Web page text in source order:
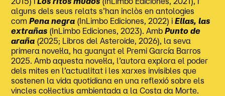
alguns dels seus relats s’han inclòs en antologies
comPena negra (InLimbo Ediciones, 2022) iEllas, las
extrañas (InLimbo Ediciones, 2023). AmbPunto de
araña (2025; Libros del Asteroide, 2026), la seva
primera novel·la, ha guanyat el Premi García Barros
2025. Amb aquesta novel·la, l’autora explora el poder
dels mites en l’actualitat i les xarxes invisibles que
sostenen la vida quotidiana en una reflexió sobre els
vincles col·lectius ambientada a la Costa da Morte.